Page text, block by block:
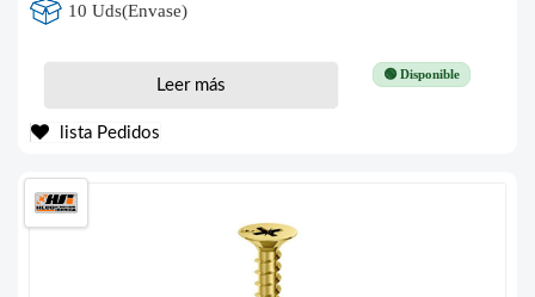
10 Uds(Envase)
🟢 Disponible
Leer más
lista Pedidos